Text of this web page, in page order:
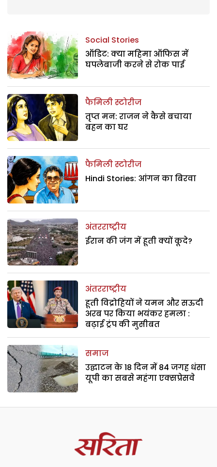
Social Stories
ऑडिट: क्या महिमा ऑफिस में
घपलेबाजी करने से रोक पाई
फैमिली स्टोरीज
तृप्त मन: राजन ने कैसे बचाया
बहन का घर
फैमिली स्टोरीज
Hindi Stories: आंगन का बिरवा
अंतरराष्ट्रीय
ईरान की जंग में हूती क्यों कूदे?
अंतरराष्ट्रीय
हूती विद्रोहियों ने यमन और सऊदी
अरब पर किया भयंकर हमला :
बढ़ाई ट्रंप की मुसीबत
समाज
उद्घाटन के 18 दिन में 84 जगह धंसा
यूपी का सबसे महंगा एक्सप्रेसवे